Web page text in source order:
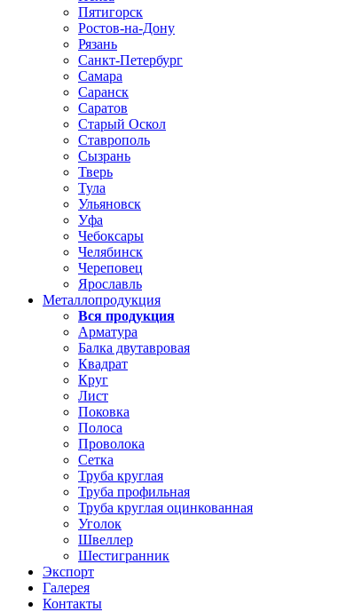
Пятигорск
Ростов-на-Дону
Рязань
Санкт-Петербург
Самара
Саранск
Саратов
Старый Оскол
Ставрополь
Сызрань
Тверь
Тула
Ульяновск
Уфа
Чебоксары
Челябинск
Череповец
Ярославль
Металлопродукция
Вся продукция
Арматура
Балка двутавровая
Квадрат
Круг
Лист
Поковка
Полоса
Проволока
Сетка
Труба круглая
Труба профильная
Труба круглая оцинкованная
Уголок
Швеллер
Шестигранник
Экспорт
Галерея
Контакты